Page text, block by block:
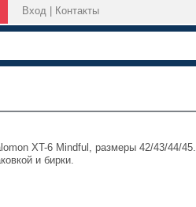
Вход Контакты
XT-6 Mindful, размеры 42/43/44/45.
и бирки.